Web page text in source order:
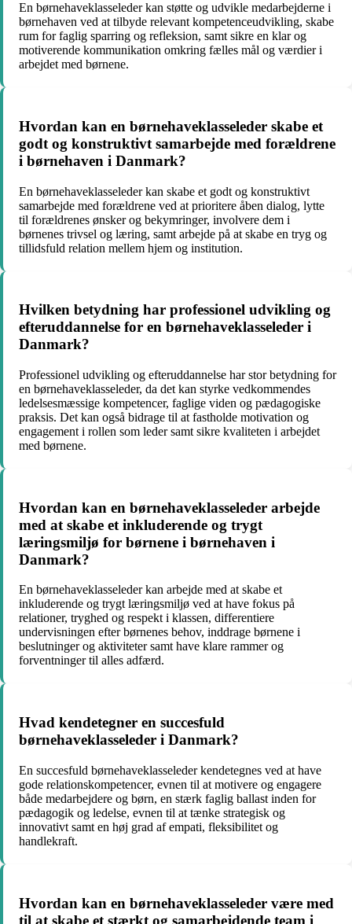
En børnehaveklasseleder kan støtte og udvikle medarbejderne i
børnehaven ved at tilbyde relevant kompetenceudvikling, skabe
rum for faglig sparring og refleksion, samt sikre en klar og
motiverende kommunikation omkring fælles mål og værdier i
arbejdet med børnene.
Hvordan kan en børnehaveklasseleder skabe et
godt og konstruktivt samarbejde med forældrene
i børnehaven i Danmark?
En børnehaveklasseleder kan skabe et godt og konstruktivt
samarbejde med forældrene ved at prioritere åben dialog, lytte
til forældrenes ønsker og bekymringer, involvere dem i
børnenes trivsel og læring, samt arbejde på at skabe en tryg og
tillidsfuld relation mellem hjem og institution.
Hvilken betydning har professionel udvikling og
efteruddannelse for en børnehaveklasseleder i
Danmark?
Professionel udvikling og efteruddannelse har stor betydning for
en børnehaveklasseleder, da det kan styrke vedkommendes
ledelsesmæssige kompetencer, faglige viden og pædagogiske
praksis. Det kan også bidrage til at fastholde motivation og
engagement i rollen som leder samt sikre kvaliteten i arbejdet
med børnene.
Hvordan kan en børnehaveklasseleder arbejde
med at skabe et inkluderende og trygt
læringsmiljø for børnene i børnehaven i
Danmark?
En børnehaveklasseleder kan arbejde med at skabe et
inkluderende og trygt læringsmiljø ved at have fokus på
relationer, tryghed og respekt i klassen, differentiere
undervisningen efter børnenes behov, inddrage børnene i
beslutninger og aktiviteter samt have klare rammer og
forventninger til alles adfærd.
Hvad kendetegner en succesfuld
børnehaveklasseleder i Danmark?
En succesfuld børnehaveklasseleder kendetegnes ved at have
gode relationskompetencer, evnen til at motivere og engagere
både medarbejdere og børn, en stærk faglig ballast inden for
pædagogik og ledelse, evnen til at tænke strategisk og
innovativt samt en høj grad af empati, fleksibilitet og
handlekraft.
Hvordan kan en børnehaveklasseleder være med
til at skabe et stærkt og samarbejdende team i